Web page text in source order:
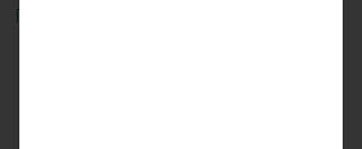
Гражданское право